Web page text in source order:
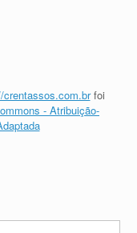
crentassos.com.brfoi
- Atribuição-